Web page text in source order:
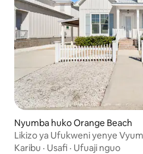
Nyumba huko Orange Beach
Likizo ya Ufukweni yenye
Matembezi+Karibu na
Karibu · Usafi · Ufuaji nguo